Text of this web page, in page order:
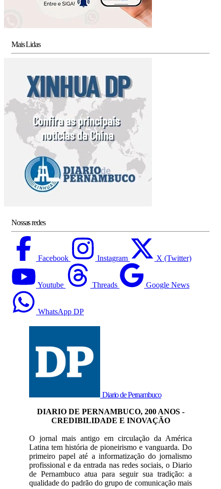
Mais Lidas
Nossas redes
Facebook Instagram X (Twitter)
Youtube Threads Google News
WhatsApp DP
Diario de Pernambuco
DIARIO DE PERNAMBUCO, 200 ANOS -
CREDIBILIDADE E INOVAÇÃO
O jornal mais antigo em circulação da América
Latina tem história de pioneirismo e vanguarda. Do
primeiro papel até a informatização do jornalismo
profissional e da entrada nas redes sociais, o Diario
de Pernambuco atua para seguir sua tradição: a
qualidade do padrão do grupo de comunicação mais